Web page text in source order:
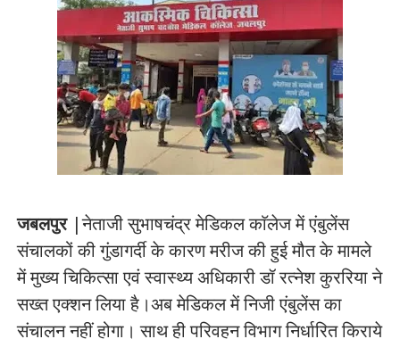
जबलपुर|नेताजी सुभाषचंद्र मेडिकल काॅलेज में एंबुलेंस
संचालकों की गुंडागर्दी के कारण मरीज की हुई मौत के मामले
में मुख्य चिकित्सा एवं स्वास्थ्य अधिकारी डॉ रत्नेश कुररिया ने
सख्त एक्शन लिया है।अब मेडिकल में निजी एंबुलेंस का
संचालन नहीं होगा। साथ ही परिवहन विभाग निर्धारित किराये